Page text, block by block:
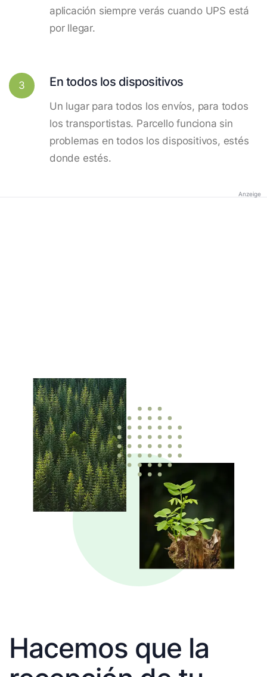
aplicación siempre verás cuando UPS está
por llegar.
3 En todos los dispositivos
Un lugar para todos los envíos, para todos
los transportistas. Parcello funciona sin
problemas en todos los dispositivos, estés
donde estés.
Anzeige
Hacemos que la